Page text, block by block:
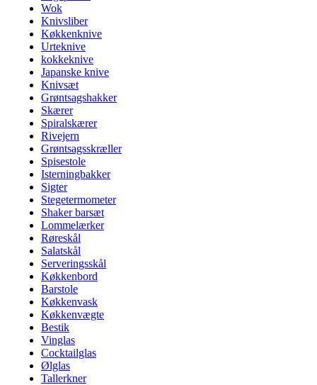
Wok
Knivsliber
Køkkenknive
Urteknive
kokkeknive
Japanske knive
Knivsæt
Grøntsagshakker
Skærer
Spiralskærer
Rivejern
Grøntsagsskræller
Spisestole
Isterningbakker
Sigter
Stegetermometer
Shaker barsæt
Lommelærker
Røreskål
Salatskål
Serveringsskål
Køkkenbord
Barstole
Køkkenvask
Køkkenvægte
Bestik
Vinglas
Cocktailglas
Ølglas
Tallerkner